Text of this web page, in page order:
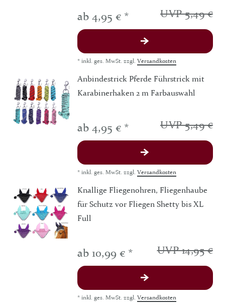
UVP 5,49 €
ab 4,95 € *
* inkl. ges. MwSt. zzgl. Versandkosten
Anbindestrick Pferde Führstrick mit
Karabinerhaken 2 m Farbauswahl
UVP 5,49 €
ab 4,95 € *
* inkl. ges. MwSt. zzgl. Versandkosten
Knallige Fliegenohren, Fliegenhaube
für Schutz vor Fliegen Shetty bis XL
Full
UVP 14,95 €
ab 10,99 € *
* inkl. ges. MwSt. zzgl. Versandkosten